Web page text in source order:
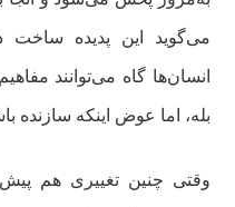
می‌گوید این پدیده
انسان‌ها گاه می‌توانند
بله، اما عوض اینکه سازنده
وقتی چنین تغییری هم